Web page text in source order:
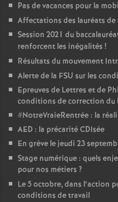
Pas de vacances pour la
Affectations des lauréats de
Session 2021 du
renforcent les inégalités !
Résultats du mouvement
Alerte de la FSU sur les
Epreuves de Lettres et de
conditions de correction du
#NotreVraieRentrée : la
AED : la précarité CDIsée
En grève le jeudi 23
Stage numérique : quels
pour nos métiers ?
Le 5 octobre, dans l’action
conditions de travail